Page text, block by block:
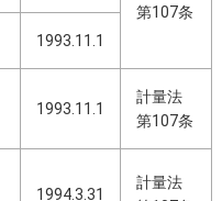
第107条
1993.11.1
1993.11.1
計量法
第107条
1994.3.31
計量法